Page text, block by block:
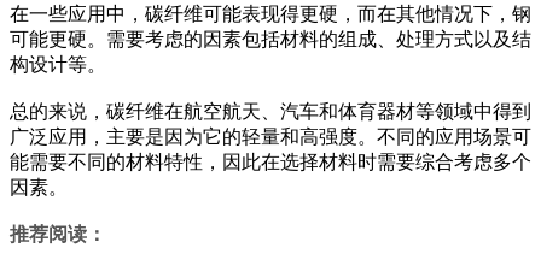
在一些应用中，碳纤维可能表现得更硬，而在其他情况下，钢
可能更硬。需要考虑的因素包括材料的组成、处理方式以及结
构设计等。
总的来说，碳纤维在航空航天、汽车和体育器材等领域中得到
广泛应用，主要是因为它的轻量和高强度。不同的应用场景可
能需要不同的材料特性，因此在选择材料时需要综合考虑多个
因素。
推荐阅读：